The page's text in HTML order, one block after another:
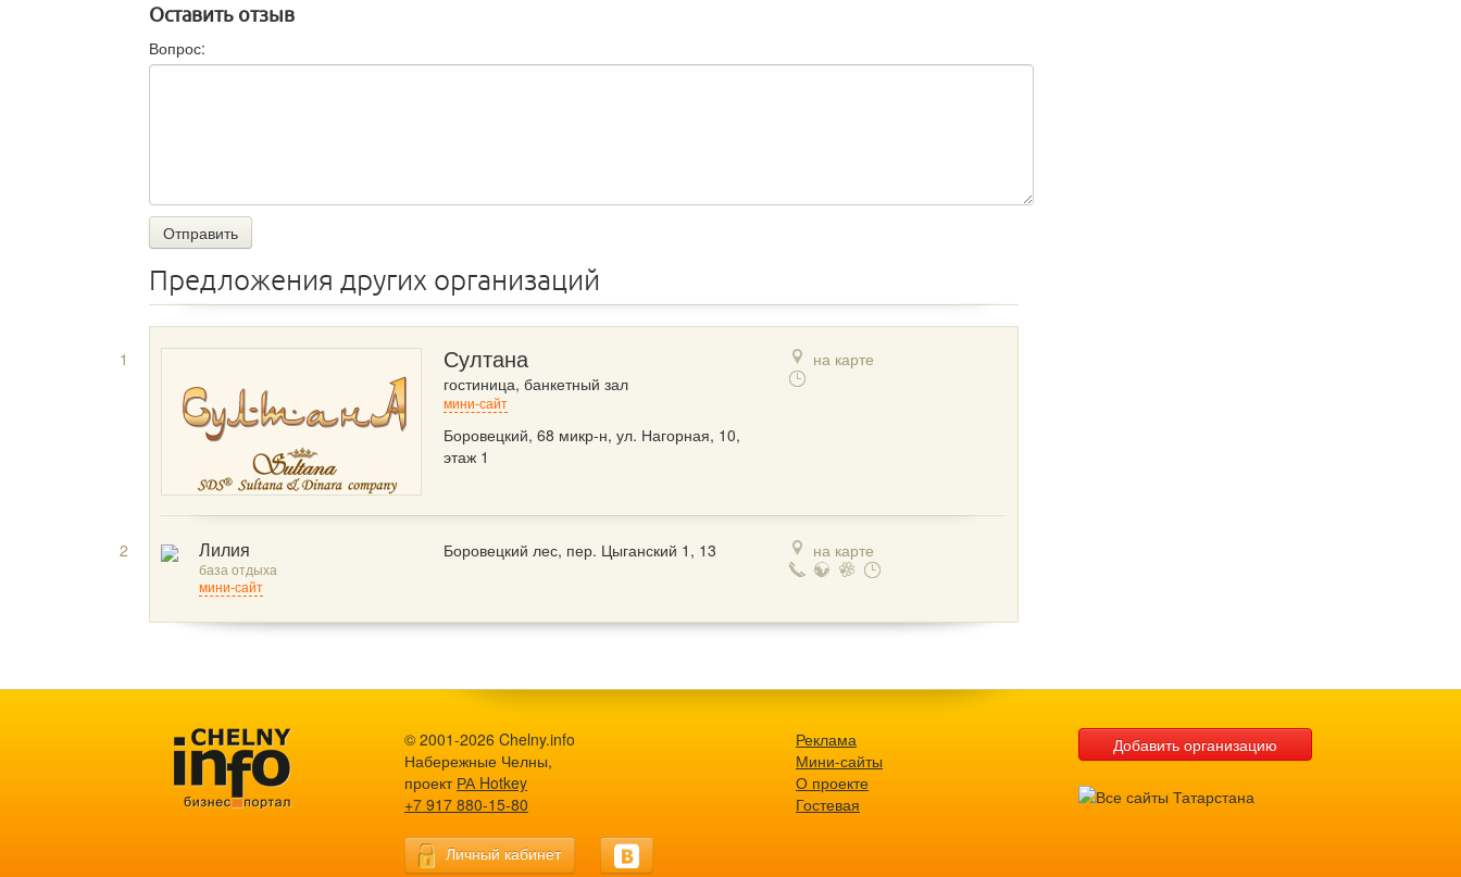
Оставить отзыв
Вопрос:
Отправить
Предложения других организаций
1 Султана
гостиница, банкетный зал
мини-сайт
Боровецкий, 68 микр-н, ул. Нагорная, 10,
этаж 1
на карте
2
Лилия
база отдыха
мини-сайт
Боровецкий лес, пер. Цыганский 1, 13 на карте
© 2001-2026 Chelny.info
Набережные Челны,
проект РА Hotkey
+7 917 880-15-80
Личный кабинет
Реклама
Мини-сайты
О проекте
Гостевая
Добавить организацию